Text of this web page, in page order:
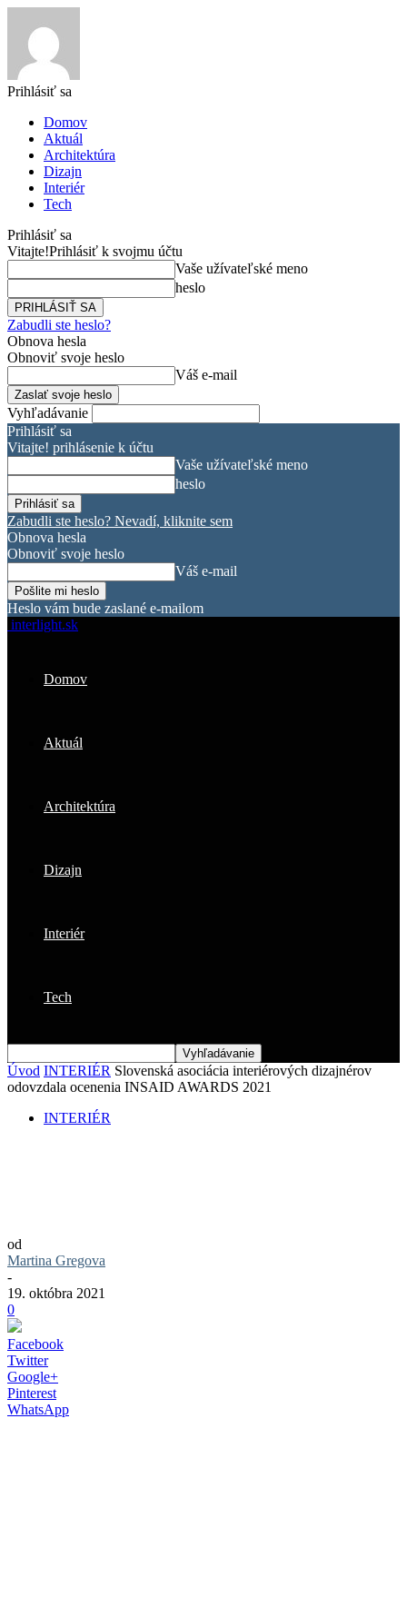
Prihlásiť sa
Domov
Aktuál
Architektúra
Dizajn
Interiér
Tech
Prihlásiť sa
Vitajte!Prihlásiť k svojmu účtu
Vaše užívateľské meno
heslo
Zabudli ste heslo?
Obnova hesla
Obnoviť svoje heslo
Váš e-mail
Vyhľadávanie
Prihlásiť sa
Vitajte! prihlásenie k účtu
Vaše užívateľské meno
heslo
Zabudli ste heslo? Nevadí, kliknite sem
Obnova hesla
Obnoviť svoje heslo
Váš e-mail
Heslo vám bude zaslané e-mailom
interlight.sk
Domov
Aktuál
Architektúra
Dizajn
Interiér
Tech
Úvod INTERIÉR Slovenská asociácia interiérových dizajnérov
odovzdala ocenenia INSAID AWARDS 2021
INTERIÉR
od
Martina Gregova
-
19. októbra 2021
0
Facebook
Twitter
Google+
Pinterest
WhatsApp